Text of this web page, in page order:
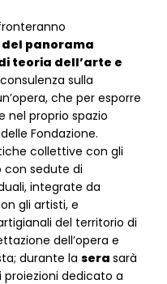
panorama
teoria dell’arte e
sulla
che per esporre
nel proprio spazio
Fondazione.
collettive con gli
con sedute di
integrate da
gli artisti, e
del territorio di
dell’opera e
durante laserasarà
proiezioni dedicato a